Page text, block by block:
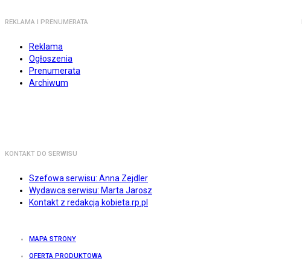
REKLAMA I PRENUMERATA
Reklama
Ogłoszenia
Prenumerata
Archiwum
KONTAKT DO SERWISU
Szefowa serwisu: Anna Zejdler
Wydawca serwisu: Marta Jarosz
Kontakt z redakcją kobieta.rp.pl
MAPA STRONY
OFERTA PRODUKTOWA